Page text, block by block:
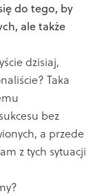
do tego, by
ale także
dzisiaj,
Taka
bez
a przede
z tych sytuacji